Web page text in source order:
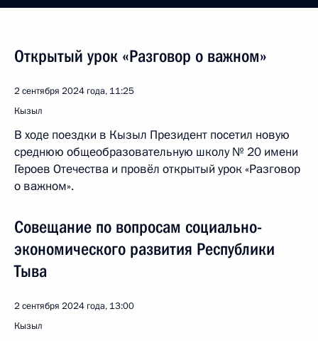
Открытый урок «Разговор о важном»
2 сентября 2024 года, 11:25
Кызыл
В ходе поездки в Кызыл Президент посетил новую
среднюю общеобразовательную школу № 20 имени
Героев Отечества и провёл открытый урок «Разговор
о важном».
Совещание по вопросам социально-
экономического развития Республики
Тыва
2 сентября 2024 года, 13:00
Кызыл